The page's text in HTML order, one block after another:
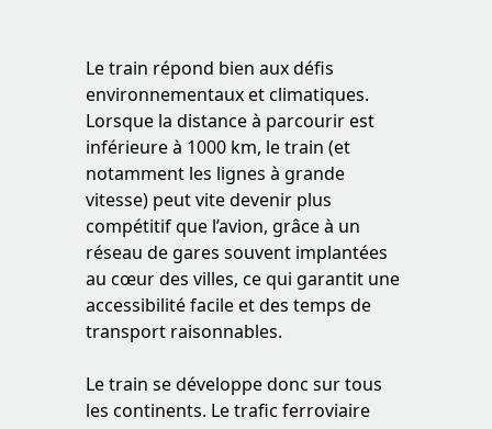
Le train répond bien aux défis
environnementaux et climatiques.
Lorsque la distance à parcourir est
inférieure à 1000 km, le train (et
notamment les lignes à grande
vitesse) peut vite devenir plus
compétitif que l’avion, grâce à un
réseau de gares souvent implantées
au cœur des villes, ce qui garantit une
accessibilité facile et des temps de
transport raisonnables.
Le train se développe donc sur tous
les continents. Le trafic ferroviaire